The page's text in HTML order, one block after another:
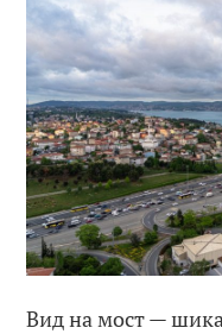
Вид на мост —